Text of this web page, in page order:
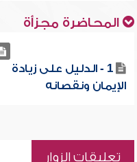
المحاضرة مجزأة
1 - الدليل على زيادة
الإيمان ونقصانه
تعليقات الزوار